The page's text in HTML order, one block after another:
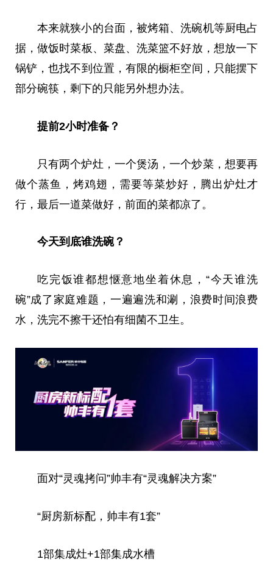
本来就狭小的台面，被烤箱、洗碗机等厨电占
据，做饭时菜板、菜盘、洗菜篮不好放，想放一下
锅铲，也找不到位置，有限的橱柜空间，只能摆下
部分碗筷，剩下的只能另外想办法。
提前2小时准备？
只有两个炉灶，一个煲汤，一个炒菜，想要再
做个蒸鱼，烤鸡翅，需要等菜炒好，腾出炉灶才
行，最后一道菜做好，前面的菜都凉了。
今天到底谁洗碗？
吃完饭谁都想惬意地坐着休息，“今天谁洗
碗”成了家庭难题，一遍遍洗和涮，浪费时间浪费
水，洗完不擦干还怕有细菌不卫生。
面对“灵魂拷问”帅丰有“灵魂解决方案”
“厨房新标配，帅丰有1套”
1部集成灶+1部集成水槽